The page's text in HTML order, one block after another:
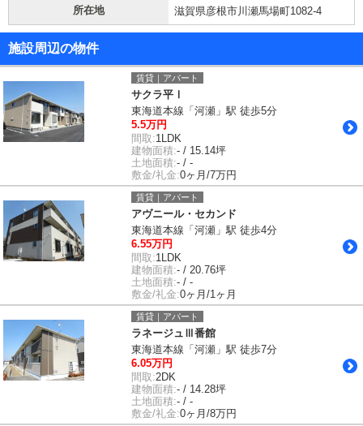
所在地 滋賀県彦根市川瀬馬場町1082-4
施設周辺の物件
賃貸｜アパート
サクラ平Ⅰ
東海道本線「河瀬」駅 徒歩5分
5.5万円
間取:1LDK
建物面積:- / 15.14坪
土地面積:- / -
敷金/礼金:0ヶ月/7万円
賃貸｜アパート
アヴニール・セカンド
東海道本線「河瀬」駅 徒歩4分
6.55万円
間取:1LDK
建物面積:- / 20.76坪
土地面積:- / -
敷金/礼金:0ヶ月/1ヶ月
賃貸｜アパート
ラネージュⅢ番館
東海道本線「河瀬」駅 徒歩7分
6.05万円
間取:2DK
建物面積:- / 14.28坪
土地面積:- / -
敷金/礼金:0ヶ月/8万円